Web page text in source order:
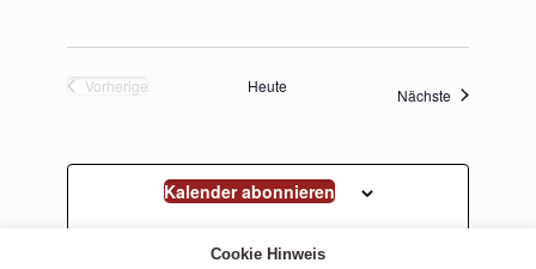
Vorherige
Heute Nächste
Kalender abonnieren
Cookie Hinweis